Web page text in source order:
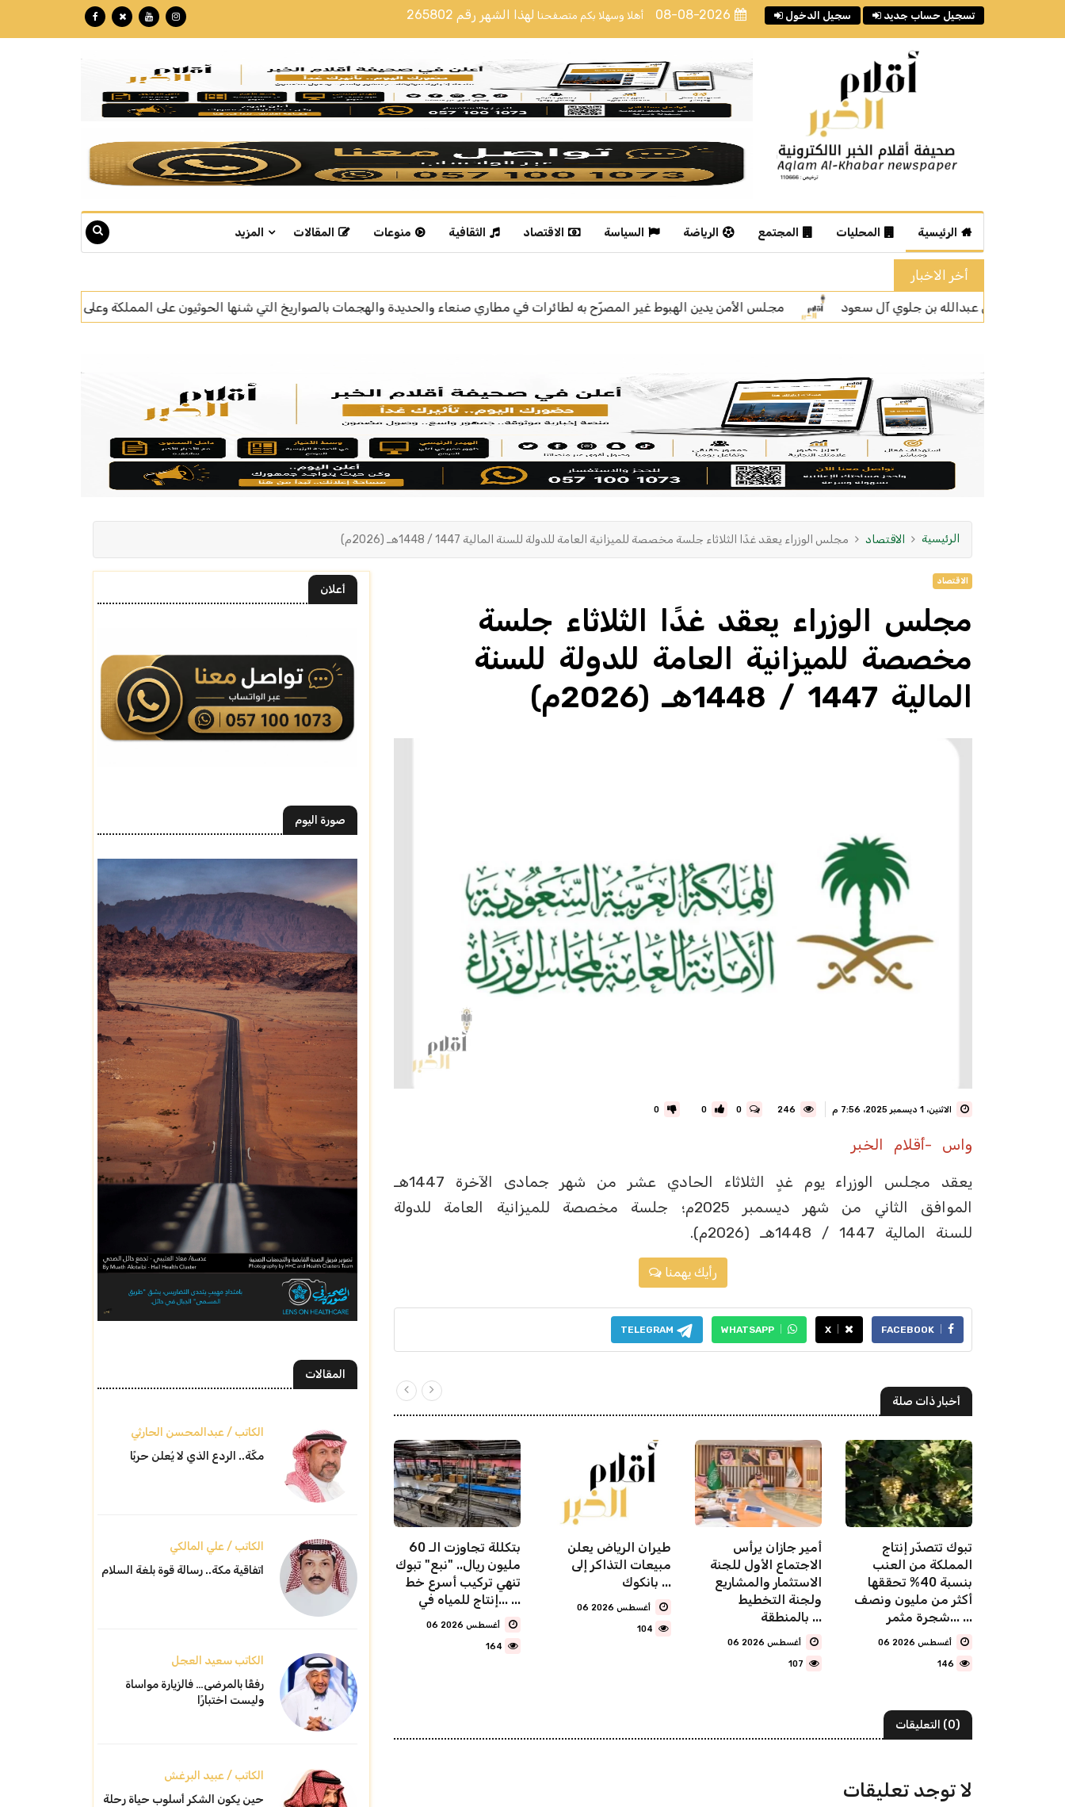
أهلا وسهلا بكم متصفحنا لهذا الشهر رقم 265802 08-08-2026 سجيل الدخول تسجيل حساب جديد
الرئيسية المحليات المجتمع الرياضة السياسة الاقتصاد الثقافية منوعات المقالات المزيد
أخر الاخبار
مجلس الأمن يدين الهبوط غير المصرّح به لطائرات في مطاري صنعاء والحديدة والهجمات بالصواريخ التي شنها الحوثيون على المملكة وعلى السفن التجارية الحملات الميدانية المشتركة تضبط 14440 مخالفًا لأنظمة الإقامة والعمل وأمن الحدود في مناطق المملكة
الرئيسية الاقتصاد مجلس الوزراء يعقد غدًا الثلاثاء جلسة مخصصة للميزانية العامة للدولة للسنة المالية 1447 / 1448هـ (2026م)
الاقتصاد
مجلس الوزراء يعقد غدًا الثلاثاء جلسة
مخصصة للميزانية العامة للدولة للسنة
المالية 1447 / 1448هـ (2026م)
الاثنين، 1 ديسمبر 2025، 7:56 م 0
0
0
واس -أقلام الخبر
يعقد مجلس الوزراء يوم غدٍ الثلاثاء الحادي عشر من شهر جمادى الآخرة 1447هـ
الموافق الثاني من شهر ديسمبر 2025م؛ جلسة مخصصة للميزانية العامة للدولة
للسنة المالية 1447 / 1448هـ (2026م).
رأيك يهمنا
FACEBOOK
X
WHATSAPP
TELEGRAM
أخبار ذات صلة
بتكللة تجاوزت الـ 60
مليون ريال.. "نبع" تبوك
تنهي تركيب أسرع خط
إنتاج للمياه في... ...
164
طيران الرياض يعلن
مبيعات التذاكر إلى
بانكوك ...
104
أمير جازان يرأس
الاجتماع الأول للجنة
الاستثمار والمشاريع
ولجنة التخطيط
بالمنطقة ...
107
تبوك تتصدّر إنتاج
المملكة من العنب
بنسبة 40% تحققها
أكثر من مليون ونصف
شجرة مثمر... ...
146
(0) التعليقات
لا توجد تعليقات
أعلان
صورة اليوم
المقالات
الكاتب / عبدالمحسن الحارثي
مكّة.. الردع الذي لا يُعلن حربًا
الكاتب / علي المالكي
اتفاقية مكة.. رسالة قوة بلغة السلام
الكاتب سعيد العجل
رفقًا بالمرضى… فالزيارة مواساة
وليست اختبارًا
الكاتب / عبيد البرغش
حين يكون الشكر أسلوب حياة رحلة